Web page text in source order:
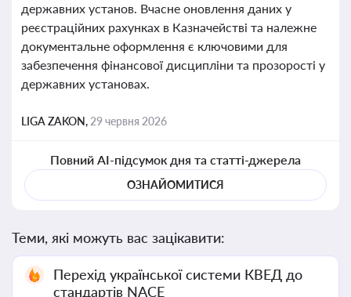
державних установ. Вчасне оновлення даних у
реєстраційних рахунках в Казначействі та належне
документальне оформлення є ключовими для
забезпечення фінансової дисципліни та прозорості у
державних установах.
LIGA ZAKON, 29 червня 2026
Повний AI-підсумок дня та статті-джерела
ОЗНАЙОМИТИСЯ
Теми, які можуть вас зацікавити:
Перехід української системи КВЕД до
стандартів NACE